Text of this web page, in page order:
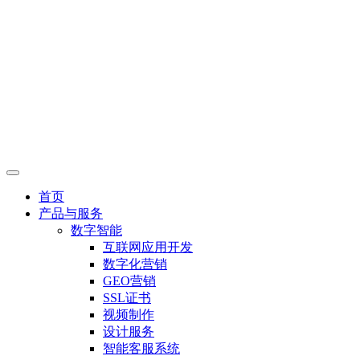
首页
产品与服务
数字智能
互联网应用开发
数字化营销
GEO营销
SSL证书
视频制作
设计服务
智能客服系统